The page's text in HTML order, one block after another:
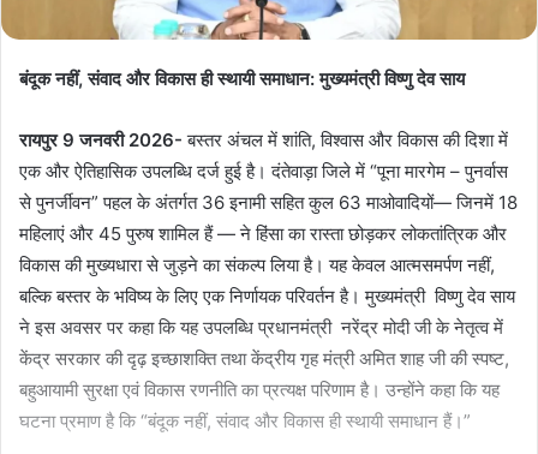
बंदूक नहीं, संवाद और विकास ही स्थायी समाधान: मुख्यमंत्री विष्णु देव साय
रायपुर 9 जनवरी 2026- बस्तर अंचल में शांति, विश्वास और विकास की दिशा में
एक और ऐतिहासिक उपलब्धि दर्ज हुई है। दंतेवाड़ा जिले में “पूना मारगेम – पुनर्वास
से पुनर्जीवन” पहल के अंतर्गत 36 इनामी सहित कुल 63 माओवादियों— जिनमें 18
महिलाएं और 45 पुरुष शामिल हैं — ने हिंसा का रास्ता छोड़कर लोकतांत्रिक और
विकास की मुख्यधारा से जुड़ने का संकल्प लिया है। यह केवल आत्मसमर्पण नहीं,
बल्कि बस्तर के भविष्य के लिए एक निर्णायक परिवर्तन है। मुख्यमंत्री विष्णु देव साय
ने इस अवसर पर कहा कि यह उपलब्धि प्रधानमंत्री नरेंद्र मोदी जी के नेतृत्व में
केंद्र सरकार की दृढ़ इच्छाशक्ति तथा केंद्रीय गृह मंत्री अमित शाह जी की स्पष्ट,
बहुआयामी सुरक्षा एवं विकास रणनीति का प्रत्यक्ष परिणाम है। उन्होंने कहा कि यह
घटना प्रमाण है कि “बंदूक नहीं, संवाद और विकास ही स्थायी समाधान हैं।”